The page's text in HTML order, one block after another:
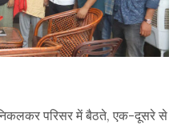
परिसर में बैठते, एक-दूसरे से